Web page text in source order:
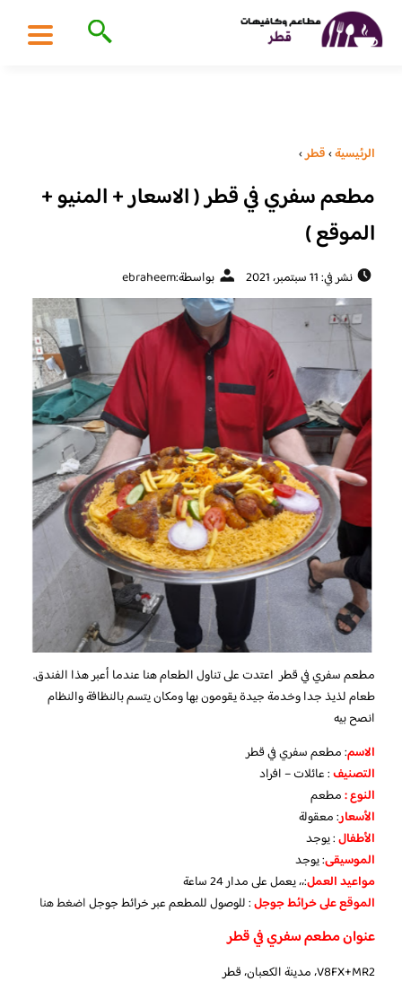
الرئيسية›قطر›
مطعم سفري في قطر ( الاسعار + المنيو +
الموقع )
نشر في: 11 سبتمبر، 2021 بواسطة:ebraheem
مطعم سفري في قطر اعتدت على تناول الطعام هنا عندما أعبر هذا الفندق.
طعام لذيذ جدا وخدمة جيدة يقومون بها ومكان يتسم بالنظافة والنظام
انصح بيه
الاسم: مطعم سفري في قطر
التصنيف: عائلات – افراد
النوع :مطعم
الأسعار:معقولة
الأطفال:يوجد
الموسيقى:يوجد
مواعيد العمل:،، يعمل على مدار 24 ساعة
الموقع على خرائط جوجل: للوصول للمطعم عبر خرائط جوجلاضغط هنا
عنوان مطعم سفري في قطر
V8FX+MR2، مدينة الكعبان، قطر